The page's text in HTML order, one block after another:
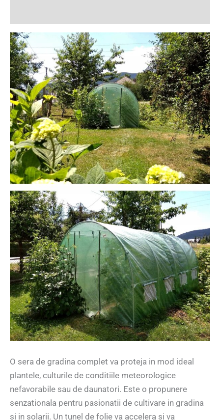
O sera de gradina complet va proteja in mod ideal
plantele, culturile de conditiile meteorologice
nefavorabile sau de daunatori. Este o propunere
senzationala pentru pasionatii de cultivare in gradina
si in solarii. Un tunel de folie va accelera si va